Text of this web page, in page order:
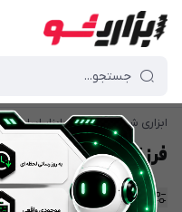
ابزاری شو | بازار آنلاین ابزار ایران /
فرز آهنگری
فیلتر محصولات